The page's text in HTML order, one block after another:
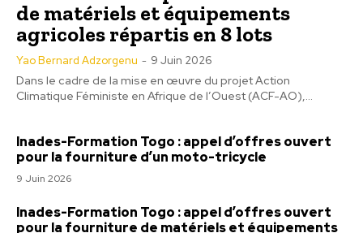
de matériels et équipements
agricoles répartis en 8 lots
Yao Bernard Adzorgenu - 9 Juin 2026
Dans le cadre de la mise en œuvre du projet Action
Climatique Féministe en Afrique de l’Ouest (ACF-AO),...
Inades-Formation Togo : appel d’offres ouvert
pour la fourniture d’un moto-tricycle
9 Juin 2026
Inades-Formation Togo : appel d’offres ouvert
pour la fourniture de matériels et équipements